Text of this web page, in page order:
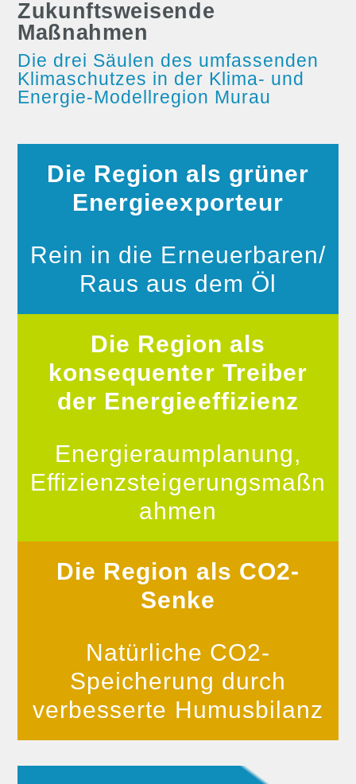
Zukunftsweisende
Maßnahmen
Die drei Säulen des umfassenden
Klimaschutzes in der Klima- und
Energie-Modellregion Murau
Die Region als grüner
Energieexporteur
Rein in die Erneuerbaren/
Raus aus dem Öl
Die Region als
konsequenter Treiber
der Energieeffizienz
Energieraumplanung,
Effizienzsteigerungsmaßn
ahmen
Die Region als CO2-
Senke
Natürliche CO2-
Speicherung durch
verbesserte Humusbilanz